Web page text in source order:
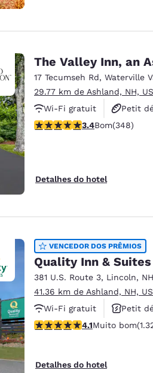
The Valley Inn, an
17 Tecumseh Rd, Waterville
29.77 km de Ashland, NH,
Wi-Fi gratuit
Petit
Piscine extérieure
classificação 3.44 estrelas.
3.4Bom(348)
Detalhes do hotel
VENCEDOR DOS PRÊMIOS
Quality Inn &
381 U.S. Route 3, Lincoln, NH
41.36 km de Ashland, NH,
Wi-Fi gratuit
Petit
Animaux acceptés
classificação 4.09 estrelas.
4.1Muito bom
Detalhes do hotel